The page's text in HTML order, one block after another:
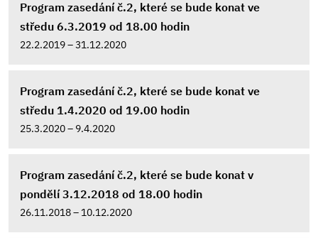
Program zasedání č.2, které se bude konat ve
středu 6.3.2019 od 18.00 hodin
22.2.2019 – 31.12.2020
Program zasedání č.2, které se bude konat ve
středu 1.4.2020 od 19.00 hodin
25.3.2020 – 9.4.2020
Program zasedání č.2, které se bude konat v
pondělí 3.12.2018 od 18.00 hodin
26.11.2018 – 10.12.2020